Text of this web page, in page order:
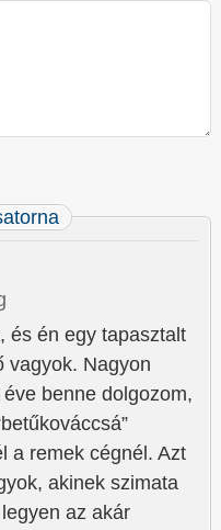
és én egy tapasztalt
vagyok. Nagyon
benne dolgozom,
a remek cégnél. Azt
akinek szimata
az akár